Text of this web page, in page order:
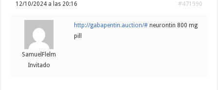
12/10/2024 a las 20:16 #471990
SamuelFlelm
Invitado
http://gabapentin.auction/# neurontin 800 mg
pill